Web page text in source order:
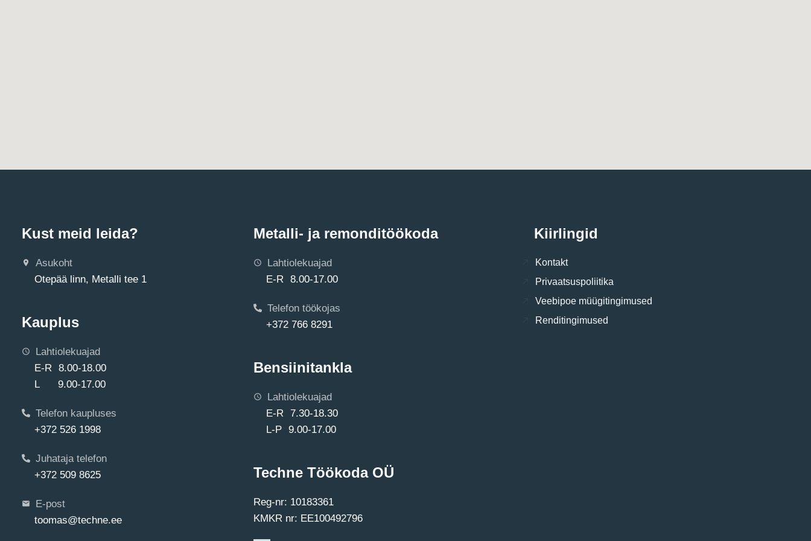
Kust meid leida?
Asukoht
Otepää linn, Metalli tee 1
Kauplus
Lahtiolekuajad
E-R 8.00-18.00
L 9.00-17.00
Telefon kaupluses
+372 526 1998
Juhataja telefon
+372 509 8625
E-post
toomas@techne.ee
Metalli- ja remonditöökoda
Lahtiolekuajad
E-R 8.00-17.00
Telefon töökojas
+372 766 8291
Bensiinitankla
Lahtiolekuajad
E-R 7.30-18.30
L-P 9.00-17.00
Techne Töökoda OÜ
Reg-nr: 10183361
KMKR nr: EE100492796
Kiirlingid
Kontakt
Privaatsuspoliitika
Veebipoe müügitingimused
Renditingimused